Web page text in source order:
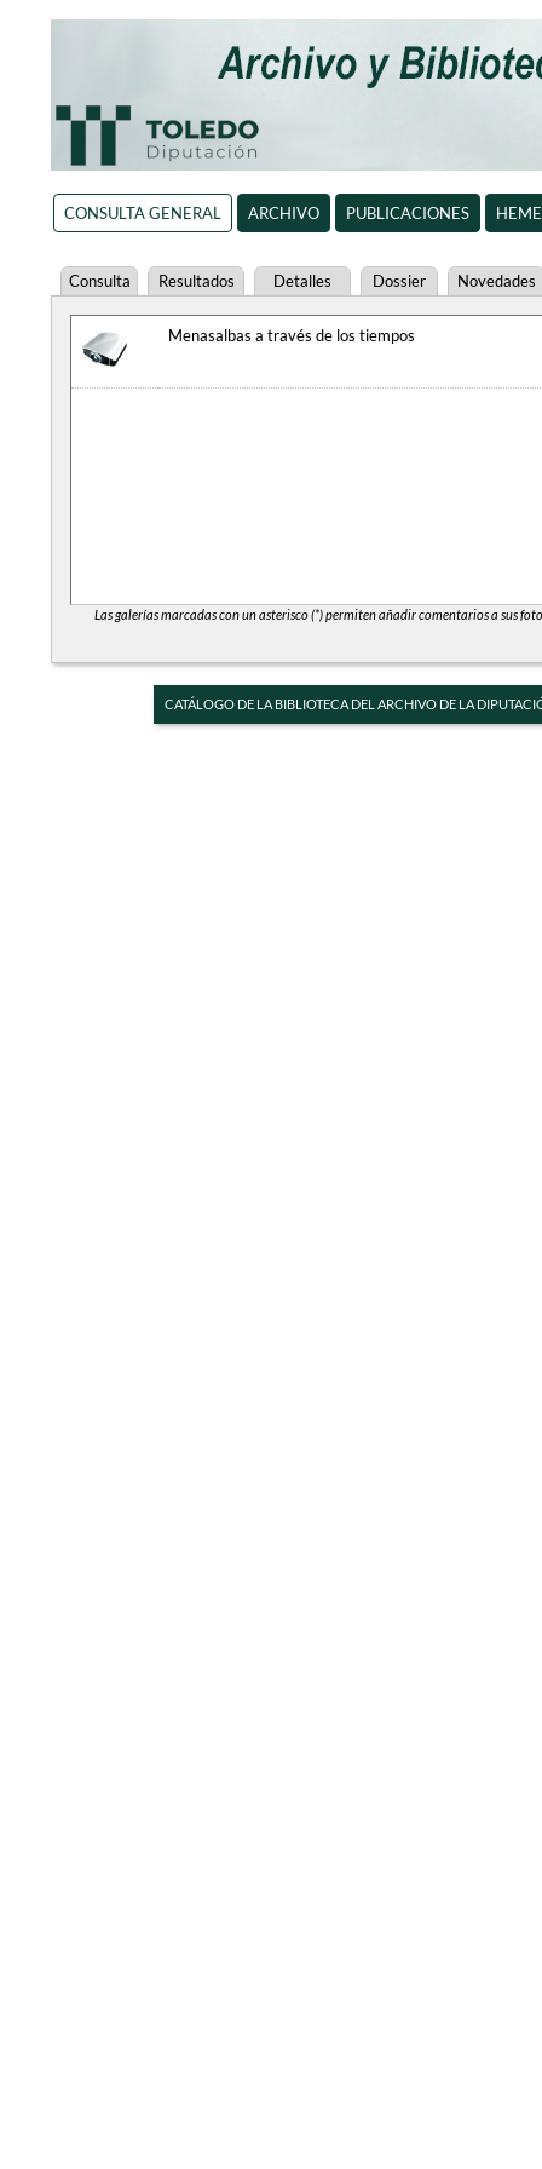
CONSULTA GENERAL ARCHIVO PUBLICACIONES
Consulta Resultados Detalles Dossier Novedades
Menasalbas a través de los tiempos
Las galerías marcadas con un asterisco (*) permiten añadir comentarios a sus
CATÁLOGO DE LA BIBLIOTECA DEL ARCHIVO DE LA